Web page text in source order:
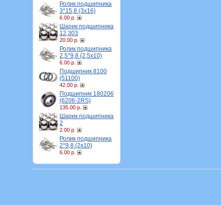
Ролик подшипника
3*15,8 (3х16)
6.00 р.
Шарик подшипника
12,303
20.00 р.
Ролик подшипника
2,5*9,8 (2,5х10)
6.00 р.
Подшипник 8100
(51100)
42.00 р.
Подшипник 180206
(6206-2RS)
135.00 р.
Шарик подшипника
2
2.00 р.
Ролик подшипника
2*9,8 (2х10)
6.00 р.